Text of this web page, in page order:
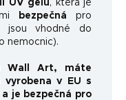
UV gelu , která je
bezpečná pro
jsou vhodné do
nemocnic).
Wall Art, máte
v EU s
je bezpečná pro